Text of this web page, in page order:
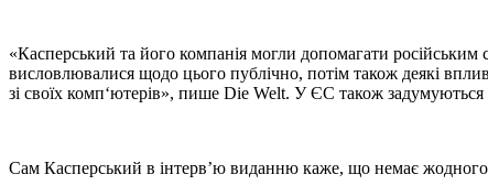
«Касперський та його компанія могли допомагати
висловлювалися щодо цього публічно, потім також деякі
зі своїх комп‘ютерів», пише Die Welt. У ЄС також
Сам Касперський в інтерв’ю виданню каже, що немає